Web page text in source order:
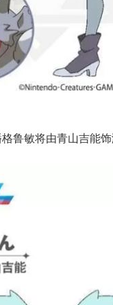
鲁敏将由青山吉能